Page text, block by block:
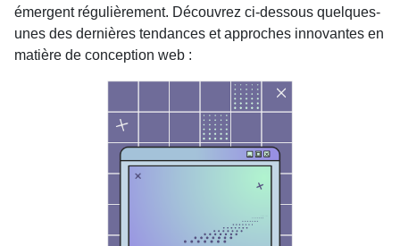
émergent régulièrement. Découvrez ci-dessous quelques-
unes des dernières tendances et approches innovantes en
matière de conception web :